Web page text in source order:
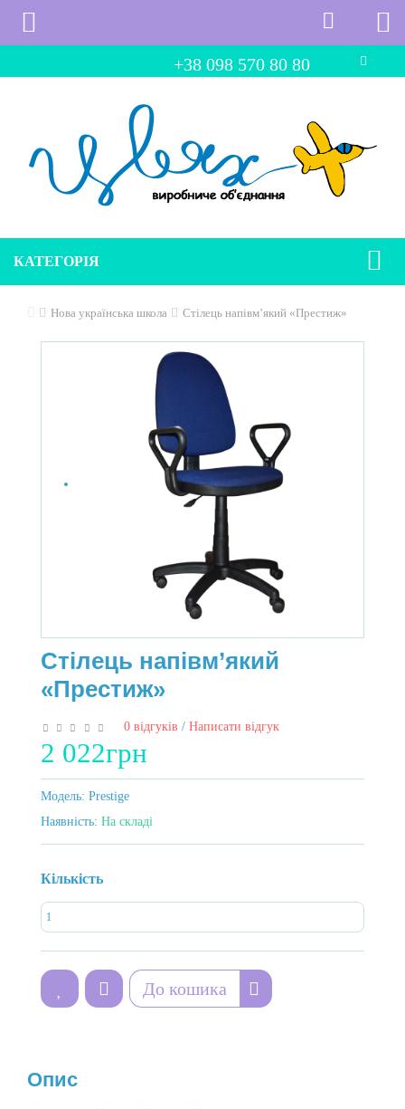
+38 098 570 80 80
КАТЕГОРІЯ
Нова українська школа Стілець напівм’який «Престиж»
Стілець напівм’який
«Престиж»
0 відгуків / Написати відгук
2 022грн
Модель: Prestige
Наявність: На складі
Кількість
До кошика
Опис